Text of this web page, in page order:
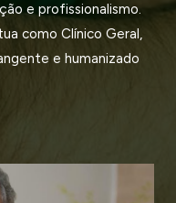
e profissionalismo.
como Clínico Geral,
e humanizado